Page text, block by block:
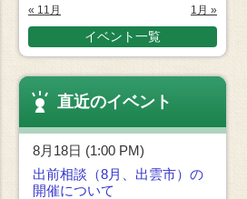
« 11月 1月 »
イベント一覧
直近のイベント
8月18日 (1:00 PM)
出前相談（8月、出雲市）の
開催について